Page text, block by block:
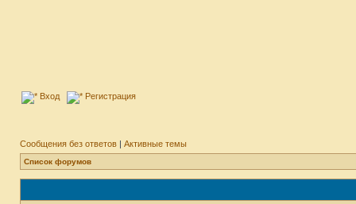
Вход Регистрация
Сообщения без ответов | Активные темы
Список форумов